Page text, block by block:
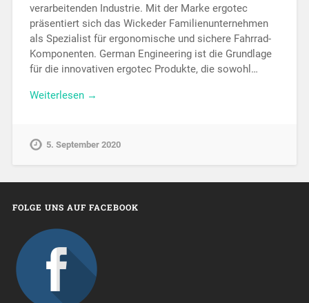
verarbeitenden Industrie. Mit der Marke ergotec
präsentiert sich das Wickeder Familienunternehmen
als Spezialist für ergonomische und sichere Fahrrad-
Komponenten. German Engineering ist die Grundlage
für die innovativen ergotec Produkte, die sowohl…
Weiterlesen →
5. September 2020
FOLGE UNS AUF FACEBOOK